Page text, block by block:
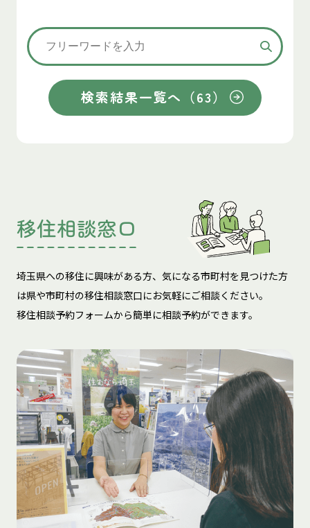
移住相談窓口
埼玉県への移住に興味がある方、気になる市町村を見つけた方
は県や市町村の移住相談窓口にお気軽にご相談ください。
移住相談予約フォームから簡単に相談予約ができます。